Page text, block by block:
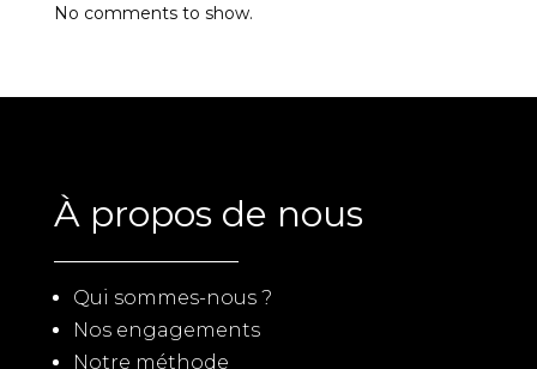
No comments to show.
À propos de nous
Qui sommes-nous ?
Nos engagements
Notre méthode